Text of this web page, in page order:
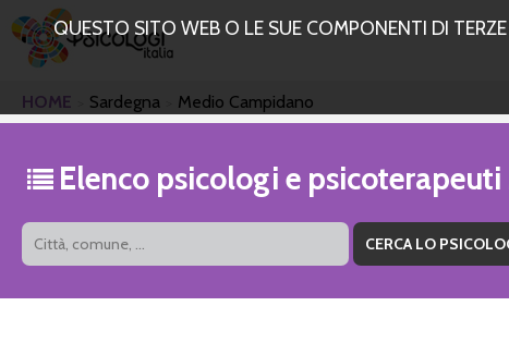
QUESTO SITO WEB O LE SUE COMPONENTI DI
HOME Sardegna Medio Campidano
Elenco psicologi e